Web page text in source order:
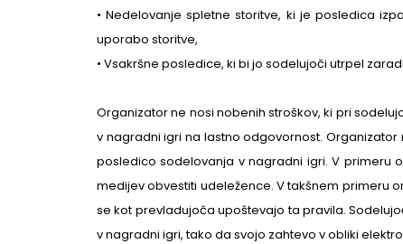
• Nedelovanje spletne storitve, ki je posledica
uporabo storitve,
• Vsakršne posledice, ki bi jo sodelujoči utrpel
Organizator ne nosi nobenih stroškov, ki pri
v nagradni igri na lastno odgovornost.
posledico sodelovanja v nagradni igri. V primeru
medijev obvestiti udeležence. V takšnem primeru
se kot prevladujoča upoštevajo ta pravila.
v nagradni igri, tako da svojo zahtevo v obliki